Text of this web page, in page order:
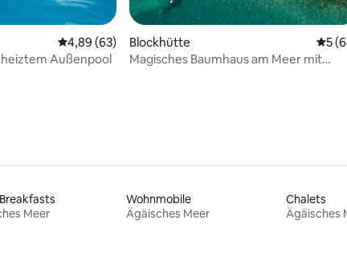
5, 229 Bewertungen
Durchschnittliche Bewertung: 4,89 von 5, 63
4,89 (63)
Außenpool
Blockhütte
5
Magisches Baumhaus am Meer mit
Meer
Wohnmobile
Ägäisches Meer
Chalets
Ägäisches